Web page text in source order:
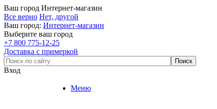
Ваш город Интернет-магазин
Все верно Нет, другой
Ваш город: Интернет-магазин
Выберите ваш город
+7 800 775-12-25
Доставка с примеркой
Вход
Меню